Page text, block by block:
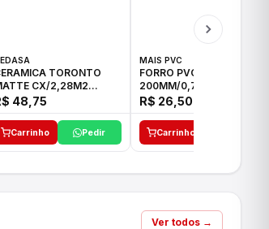
TORONTO
CX/2,28M2
LD
48,75
Carrinho Pedir
MAIS PVC
FORRO PVC MAIS PVC
200MM/0,7MM C/06M
BRANCO
R$ 26,50
Carrinho
Ver todos →